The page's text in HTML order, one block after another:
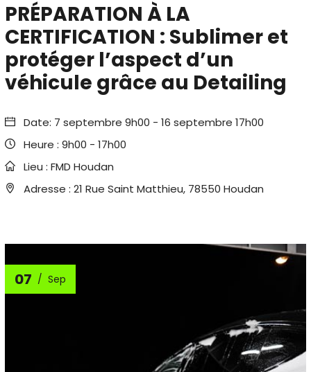
PRÉPARATION À LA
CERTIFICATION : Sublimer et
protéger l’aspect d’un
véhicule grâce au Detailing
Date: 7 septembre 9h00 -16 septembre 17h00
Heure : 9h00 - 17h00
Lieu : FMD Houdan
Adresse : 21 Rue Saint Matthieu, 78550 Houdan
07 Sep